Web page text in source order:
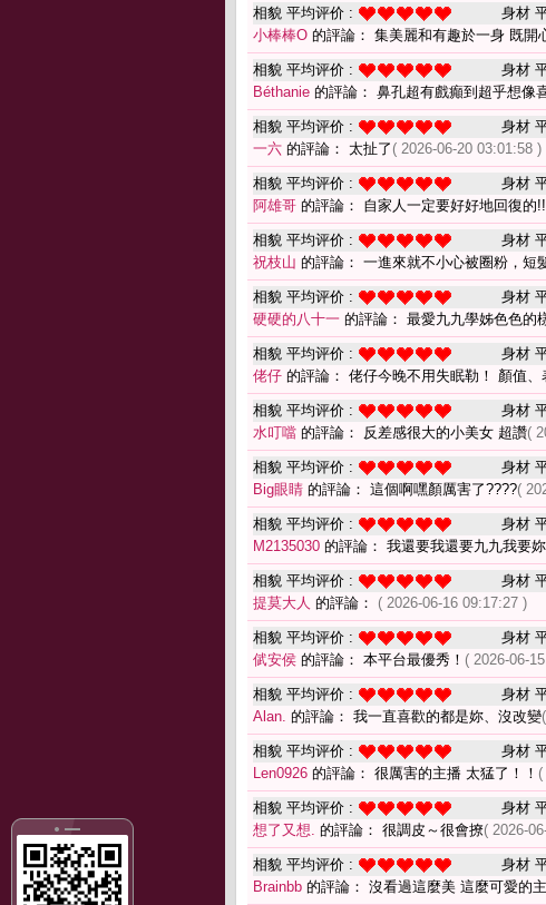
相貌 平均评价 : 身材
小棒棒O 的評論： 集美麗和有趣於一身 既開
相貌 平均评价 : 身材
Béthanie 的評論： 鼻孔超有戲癲到超乎想像
相貌 平均评价 : 身材
一六 的評論： 太扯了 ( 2026-06-20 03:01:58 )
相貌 平均评价 : 身材
阿雄哥 的評論： 自家人一定要好好地回復的!!
相貌 平均评价 : 身材
祝枝山 的評論： 一進來就不小心被圈粉，短
相貌 平均评价 : 身材
硬硬的八十一 的評論： 最愛九九學姊色色的
相貌 平均评价 : 身材
佬仔 的評論： 佬仔今晚不用失眠勒！ 顏值
相貌 平均评价 : 身材
水叮噹 的評論： 反差感很大的小美女 超讚(
相貌 平均评价 : 身材
Big眼睛 的評論： 這個啊嘿顏厲害了????(
相貌 平均评价 : 身材
M2135030 的評論： 我還要我還要九九我要妳
相貌 平均评价 : 身材
提莫大人 的評論： ( 2026-06-16 09:17:27 )
相貌 平均评价 : 身材
倵安侯 的評論： 本平台最優秀！ ( 2026-06-
相貌 平均评价 : 身材
Alan. 的評論： 我一直喜歡的都是妳、沒改變
相貌 平均评价 : 身材
Len0926 的評論： 很厲害的主播 太猛了！！
相貌 平均评价 : 身材
想了又想. 的評論： 很調皮～很會撩( 2026-
相貌 平均评价 : 身材
Brainbb 的評論： 沒看過這麼美 這麼可愛的